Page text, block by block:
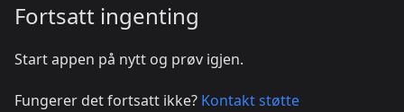
Fortsatt ingenting
Start appen på nytt og prøv igjen.
Fungerer det fortsatt ikke? Kontakt støtte